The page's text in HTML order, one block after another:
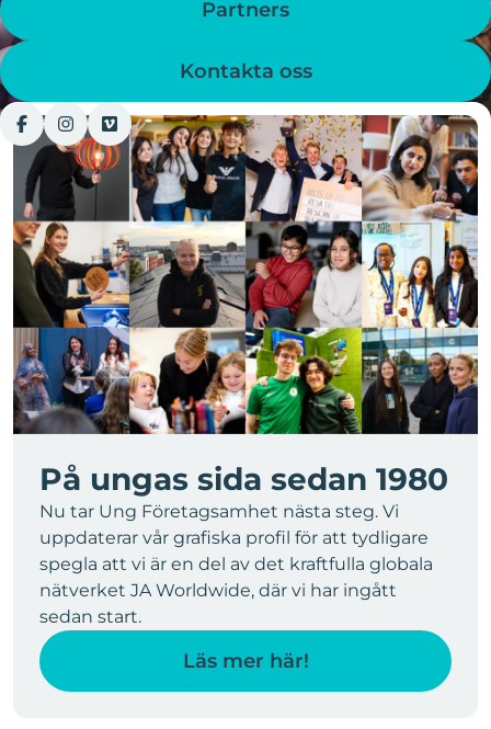
Partners
Kontakta oss
På ungas sida sedan 1980
Nu tar Ung Företagsamhet nästa steg. Vi
uppdaterar vår grafiska profil för att tydligare
spegla att vi är en del av det kraftfulla globala
nätverket JA Worldwide, där vi har ingått
sedan start.
Läs mer här!